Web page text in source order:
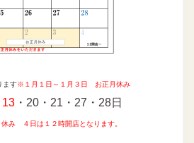
ます※ １月１日～１月３日 お正月休み
13 ・20・21・27・28日
み ４日は１２時開店となります。